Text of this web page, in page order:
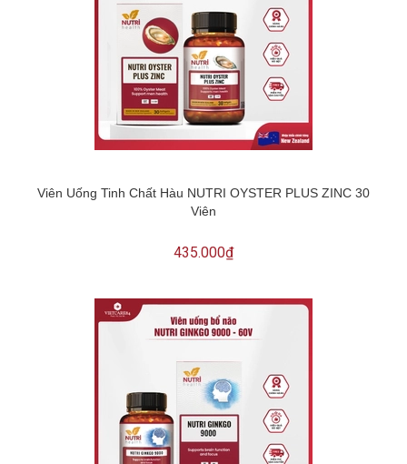
Viên Uống Tinh Chất Hàu NUTRI OYSTER PLUS ZINC 30
Viên
435.000₫